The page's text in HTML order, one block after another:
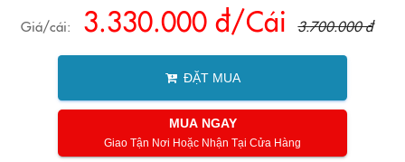
Giá/cái: 3.330.000 đ/Cái 3.700.000 đ
ĐẶT MUA
MUA NGAY
Giao Tận Nơi Hoặc Nhận Tại Cửa Hàng